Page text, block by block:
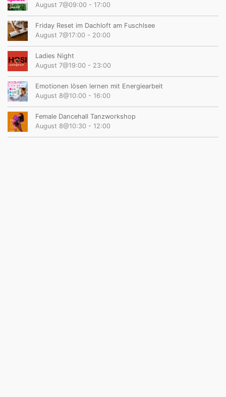
August 7@09:00 - 17:00
Friday Reset im Dachloft am Fuschlsee
August 7@17:00 - 20:00
Ladies Night
August 7@19:00 - 23:00
Emotionen lösen lernen mit Energiearbeit
August 8@10:00 - 16:00
Female Dancehall Tanzworkshop
August 8@10:30 - 12:00